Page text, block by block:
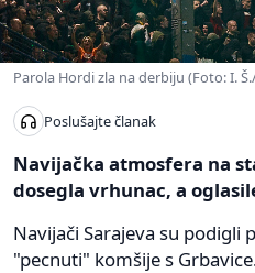
Parola Hordi zla na derbiju (Foto: I.
Poslušajte članak
Navijačka atmosfera na
dosegla vrhunac, a
Navijači Sarajeva su podigli
"pecnuti" komšije s